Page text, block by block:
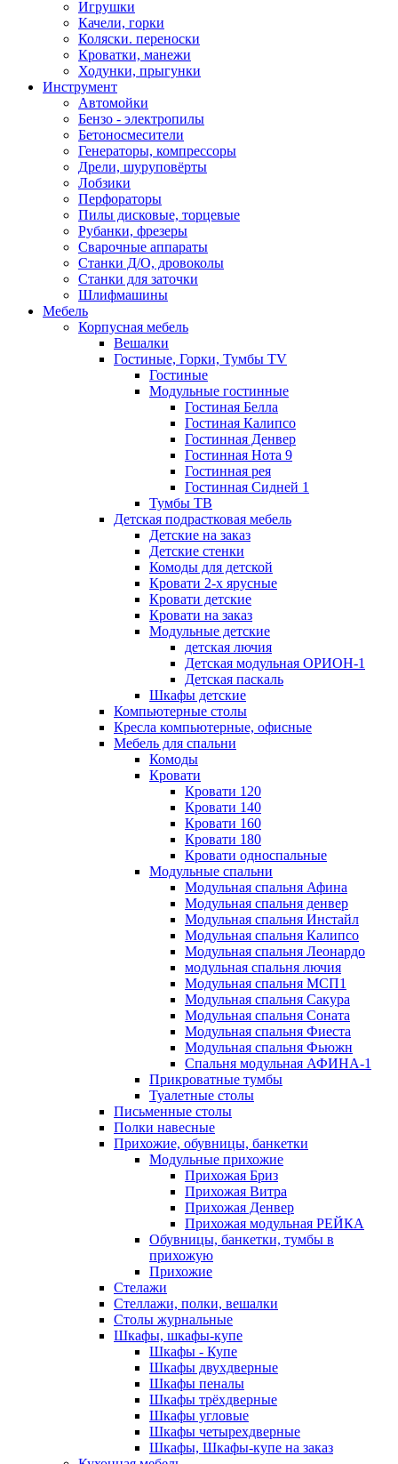
Игрушки
Качели, горки
Коляски. переноски
Кроватки, манежи
Ходунки, прыгунки
Инструмент
Автомойки
Бензо - электропилы
Бетоносмесители
Генераторы, компрессоры
Дрели, шуруповёрты
Лобзики
Перфораторы
Пилы дисковые, торцевые
Рубанки, фрезеры
Сварочные аппараты
Станки Д/О, дровоколы
Станки для заточки
Шлифмашины
Мебель
Корпусная мебель
Вешалки
Гостиные, Горки, Тумбы TV
Гостиные
Модульные гостинные
Гостиная Белла
Гостиная Калипсо
Гостинная Денвер
Гостинная Нота 9
Гостинная рея
Гостинная Сидней 1
Тумбы ТВ
Детская подрастковая мебель
Детские на заказ
Детские стенки
Комоды для детской
Кровати 2-х ярусные
Кровати детские
Кровати на заказ
Модульные детские
детская лючия
Детская модульная ОРИОН-1
Детская паскаль
Шкафы детские
Компьютерные столы
Кресла компьютерные, офисные
Мебель для спальни
Комоды
Кровати
Кровати 120
Кровати 140
Кровати 160
Кровати 180
Кровати односпальные
Модульные спальни
Модульная спальня Афина
Модульная спальня денвер
Модульная спальня Инстайл
Модульная спальня Калипсо
Модульная спальня Леонардо
модульная спальня лючия
Модульная спальня МСП1
Модульная спальня Сакура
Модульная спальня Соната
Модульная спальня Фиеста
Модульная спальня Фьюжн
Спальня модульная АФИНА-1
Прикроватные тумбы
Туалетные столы
Письменные столы
Полки навесные
Прихожие, обувницы, банкетки
Модульные прихожие
Прихожая Бриз
Прихожая Витра
Прихожая Денвер
Прихожая модульная РЕЙКА
Обувницы, банкетки, тумбы в
прихожую
Прихожие
Стелажи
Стеллажи, полки, вешалки
Столы журнальные
Шкафы, шкафы-купе
Шкафы - Купе
Шкафы двухдверные
Шкафы пеналы
Шкафы трёхдверные
Шкафы угловые
Шкафы четырехдверные
Шкафы, Шкафы-купе на заказ